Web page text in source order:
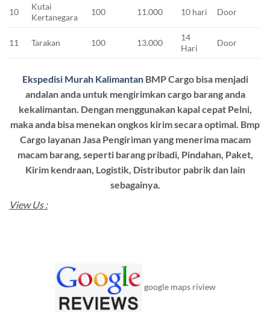
10
Kutai
Kertanegara
100 11.000 10 hari Door
11 Tarakan 100 13.000
14
Hari
Door
Ekspedisi Murah KalimantanBMP Cargo bisa menjadi
andalan anda untuk mengirimkan cargo barang anda
kekalimantan. Dengan menggunakan kapal cepat Pelni,
maka anda bisa menekan ongkos kirim secara optimal. Bmp
Cargo layanan Jasa Pengiriman yang menerima macam
macam barang, seperti barang pribadi, Pindahan, Paket,
Kirim kendraan, Logistik, Distributor pabrik dan lain
sebagainya.
View Us :
google maps riview